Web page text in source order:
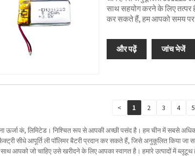
साथ सहयोग करने के लिए तत्पर
कर सकते हैं, हम आपको समय पर
और पढ़ें जांच भेजें
< 1 2 3 4 5
ऊर्जा कं, लिमिटेड। निश्चित रूप से आपकी अच्छी पसंद है। हम चीन में सबसे
सीधे आपूर्ति ली पॉलिमर बैटरी प्रदान कर सकते हैं, जिसे अनुकूलित किया
जो चाहिए उसे खरीदने के लिए आपका स्वागत है। हमारे उत्पादों में ब्लूटूथ